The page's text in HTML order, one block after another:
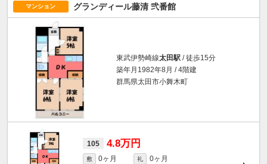
マンション グランディール藤清 弐番館
東武伊勢崎線太田駅 / 徒歩15分
築年月1982年8月 / 4階建
群馬県太田市小舞木町
105 4.8万円
敷 0ヶ月 礼
0ヶ月